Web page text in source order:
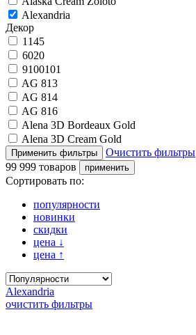
Alexandria
Декор
1145
6020
9100101
AG 813
AG 814
AG 816
Alena 3D Bordeaux Gold
Alena 3D Cream Gold
Очистить фильтры
99 999 товаров
Сортировать по:
популярности
новинки
скидки
цена ↓
цена ↑
Alexandria
очистить фильтры